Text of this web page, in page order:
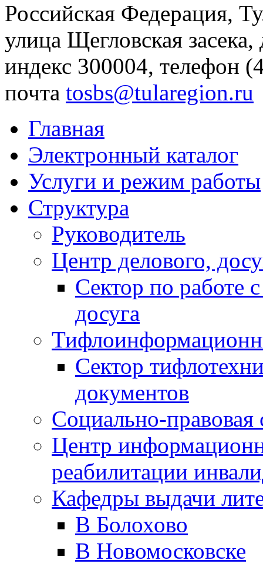
Российская Федерация,
улица Щегловская
индекс 300004, телефон
почта tosbs@tularegion.ru
Главная
Электронный каталог
Услуги и режим работы
Структура
Руководитель
Центр делового,
Сектор по работе
досуга
Сектор
документов
Социально-правовая
Центр
реабилитации
Кафедры выдачи
В Болохово
В Новомосковске